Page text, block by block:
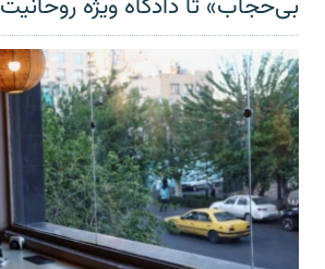
بی‌حجاب» تا دادگاه ویژه روحانیت